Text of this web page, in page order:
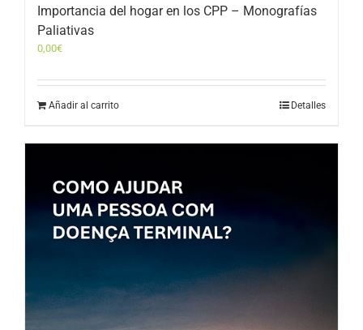
Importancia del hogar en los CPP – Monografías
Paliativas
0,00€
Añadir al carrito Detalles